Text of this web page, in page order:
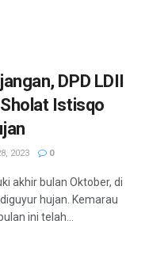
DPD LDII
Istisqo
2023 0
akhir bulan Oktober, di
hujan. Kemarau
ini telah...